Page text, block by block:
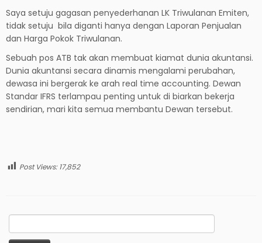
Saya setuju gagasan penyederhanan LK Triwulanan Emiten,
tidak setuju bila diganti hanya dengan Laporan Penjualan
dan Harga Pokok Triwulanan.
Sebuah pos ATB tak akan membuat kiamat dunia akuntansi.
Dunia akuntansi secara dinamis mengalami perubahan,
dewasa ini bergerak ke arah real time accounting. Dewan
Standar IFRS terlampau penting untuk di biarkan bekerja
sendirian, mari kita semua membantu Dewan tersebut.
Post Views: 17,852
Search
for: